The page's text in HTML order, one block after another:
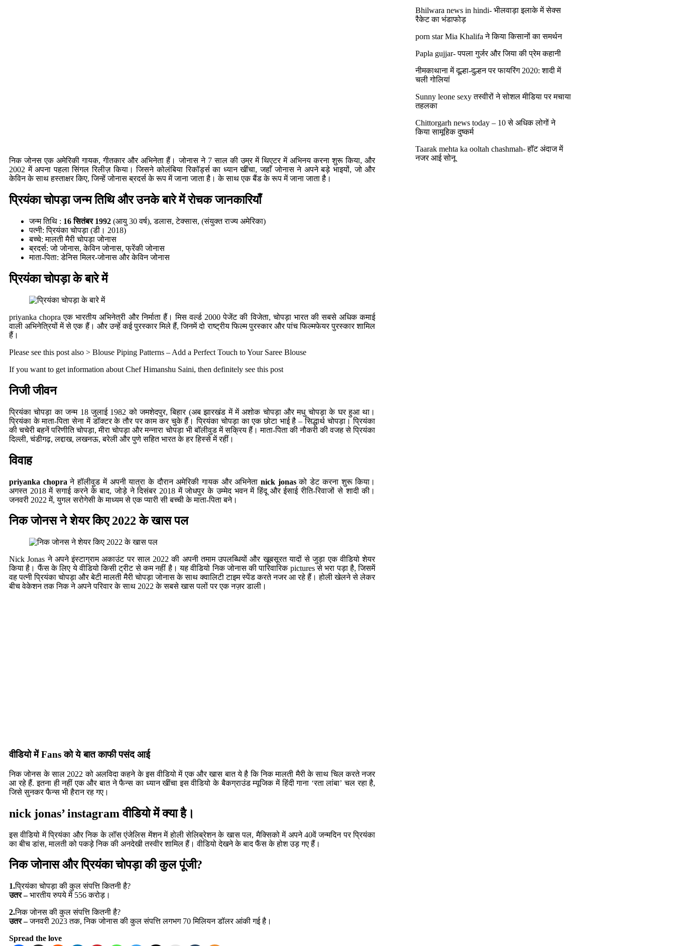
निक जोनस एक अमेरिकी गायक, गीतकार और अभिनेता हैं। जोनास ने 7 साल की उम्र में थिएटर में अभिनय करना शुरू किया, और
2002 में अपना पहला सिंगल रिलीज़ किया। जिसने कोलंबिया रिकॉर्ड्स का ध्यान खींचा, जहाँ जोनास ने अपने बड़े भाइयों, जो और
केविन के साथ हस्ताक्षर किए, जिन्हें जोनास ब्रदर्स के रूप में जाना जाता है। के साथ एक बैंड के रूप में जाना जाता है।
प्रियंका चोपड़ा जन्म तिथि और उनके बारे में रोचक जानकारियाँ
जन्म तिथि : 16 सितंबर 1992 (आयु 30 वर्ष), डलास, टेक्सास, (संयुक्त राज्य अमेरिका)
पत्नी: प्रियंका चोपड़ा (डी। 2018)
बच्चे: मालती मैरी चोपड़ा जोनास
ब्रदर्स: जो जोनास, केविन जोनास, फ्रेंकी जोनास
माता-पिता: डेनिस मिलर-जोनास और केविन जोनास
प्रियंका चोपड़ा के बारे में
priyanka chopra एक भारतीय अभिनेत्री और निर्माता हैं। मिस वर्ल्ड 2000 पेजेंट की विजेता, चोपड़ा भारत की सबसे अधिक कमाई
वाली अभिनेत्रियों में से एक हैं। और उन्हें कई पुरस्कार मिले हैं, जिनमें दो राष्ट्रीय फिल्म पुरस्कार और पांच फिल्मफेयर पुरस्कार शामिल
हैं।
Please see this post also > Blouse Piping Patterns – Add a Perfect Touch to Your Saree Blouse
If you want to get information about Chef Himanshu Saini, then definitely see this post
निजी जीवन
प्रियंका चोपड़ा का जन्म 18 जुलाई 1982 को जमशेदपुर, बिहार (अब झारखंड में में अशोक चोपड़ा और मधु चोपड़ा के घर हुआ था।
प्रियंका के माता-पिता सेना में डॉक्टर के तौर पर काम कर चुके हैं। प्रियंका चोपड़ा का एक छोटा भाई है – सिद्धार्थ चोपड़ा। प्रियंका
की चचेरी बहनें परिणीति चोपड़ा, मीरा चोपड़ा और मन्नारा चोपड़ा भी बॉलीवुड में सक्रिय हैं। माता-पिता की नौकरी की वजह से प्रियंका
दिल्ली, चंडीगढ़, लद्दाख, लखनऊ, बरेली और पुणे सहित भारत के हर हिस्से में रहीं।
विवाह
priyanka chopraने हॉलीवुड में अपनी यात्रा के दौरान अमेरिकी गायक और अभिनेताnick jonasको डेट करना शुरू किया।
अगस्त 2018 में सगाई करने के बाद, जोड़े ने दिसंबर 2018 में जोधपुर के उम्मेद भवन में हिंदू और ईसाई रीति-रिवाजों से शादी की।
जनवरी 2022 में, युगल सरोगेसी के माध्यम से एक प्यारी सी बच्ची के माता-पिता बने।
निक जोनस ने शेयर किए 2022 के खास पल
Nick Jonas ने अपने इंस्टाग्राम अकाउंट पर साल 2022 की अपनी तमाम उपलब्धियों और खूबसूरत यादों से जुड़ा एक वीडियो शेयर
किया है। फैंस के लिए ये वीडियो किसी ट्रीट से कम नहीं है। यह वीडियो निक जोनास की पारिवारिक pictures से भरा पड़ा है, जिसमें
वह पत्नी प्रियंका चोपड़ा और बेटी मालती मैरी चोपड़ा जोनास के साथ क्वालिटी टाइम स्पेंड करते नजर आ रहे हैं। होली खेलने से लेकर
बीच वेकेशन तक निक ने अपने परिवार के साथ 2022 के सबसे खास पलों पर एक नज़र डाली।
वीडियो में Fans को ये बात काफी पसंद आई
निक जोनस के साल 2022 को अलविदा कहने के इस वीडियो में एक और खास बात ये है कि निक मालती मैरी के साथ चिल करते नजर
आ रहे हैं. इतना ही नहीं एक और बात ने फैन्स का ध्यान खींचा इस वीडियो के बैकग्राउंड म्यूजिक में हिंदी गाना ‘रता लांबा’ चल रहा है,
जिसे सुनकर फैन्स भी हैरान रह गए।
nick jonas’ instagram वीडियो में क्या है।
इस वीडियो में प्रियंका और निक के लॉस एंजेलिस मेंशन में होली सेलिब्रेशन के खास पल, मैक्सिको में अपने 40वें जन्मदिन पर प्रियंका
का बीच डांस, मालती को पकड़े निक की अनदेखी तस्वीर शामिल हैं। वीडियो देखने के बाद फैंस के होश उड़ गए हैं।
निक जोनास और प्रियंका चोपड़ा की कुल पूंजी?
1.प्रियंका चोपड़ा की कुल संपत्ति कितनी है?
उतर –भारतीय रुपये में 556 करोड़।
2.निक जोनस की कुल संपत्ति कितनी है?
उतर –जनवरी 2023 तक, निक जोनास की कुल संपत्ति लगभग 70 मिलियन डॉलर आंकी गई है।
Spread the love
Bhilwara news in hindi- भीलवाड़ा इलाके में सेक्स
रैकेट का भंडाफोड़
porn star Mia Khalifa ने किया किसानों का समर्थन
Papla gujjar- पपला गुर्जर और जिया की प्रेम कहानी
नीमकाथाना में दूल्हा-दुल्हन पर फायरिंग 2020: शादी में
चली गोलियां
Sunny leone sexy तस्वीरों ने सोशल मीडिया पर मचाया
तहलका
Chittorgarh news today – 10 से अधिक लोगों ने
किया सामूहिक दुष्कर्म
Taarak mehta ka ooltah chashmah- हॉट अंदाज में
नजर आई सोनू